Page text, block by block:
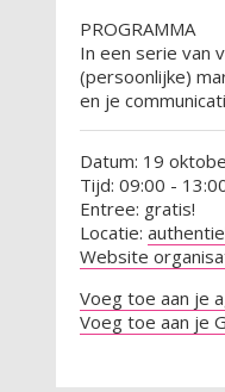
PROGRAMMA
In een serie van
(persoonlijke)
en je
Datum: 19
Tijd: 09:00 -
Entree: gratis!
Locatie:
Website
Voeg toe aan je
Voeg toe aan je